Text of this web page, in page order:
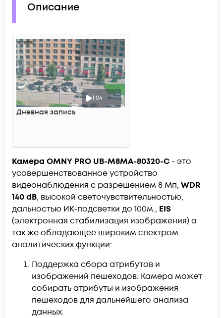
Описание
Дневная запись
1:04
Камера OMNY PRO UB-M8MA-80320-С - это
усовершенствованное устройство
видеонаблюдения с разрешением 8 Мп, WDR
140 dB, высокой светочувствительностью,
дальностью ИК-подсветки до 100м., EIS
(электронная стабилизация изображения) а
так же обладающее широким спектром
аналитических функций:
Поддержка сбора атрибутов и
изображений пешеходов: Камера может
собирать атрибуты и изображения
пешеходов для дальнейшего анализа
данных.